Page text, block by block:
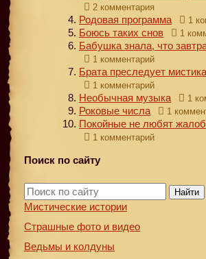
2 комментария
Родовая программа 1
Боюсь таких снов 1
Бабушка знала, что
1 комментарий
Брата преследует мистика
1 комментарий
Необычная музыка 1
Роковые числа 1
Покойные не любят жалоб
1 комментарий
Поиск по сайту
Найти
Мистические истории
Страшные фото и видео
Ведьмы и колдуны